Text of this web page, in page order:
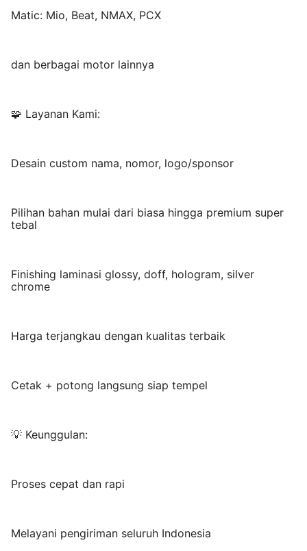
Matic: Mio, Beat, NMAX, PCX
dan berbagai motor lainnya
🧩 Layanan Kami:
Desain custom nama, nomor, logo/sponsor
Pilihan bahan mulai dari biasa hingga premium super
tebal
Finishing laminasi glossy, doff, hologram, silver
chrome
Harga terjangkau dengan kualitas terbaik
Cetak + potong langsung siap tempel
💡 Keunggulan:
Proses cepat dan rapi
Melayani pengiriman seluruh Indonesia